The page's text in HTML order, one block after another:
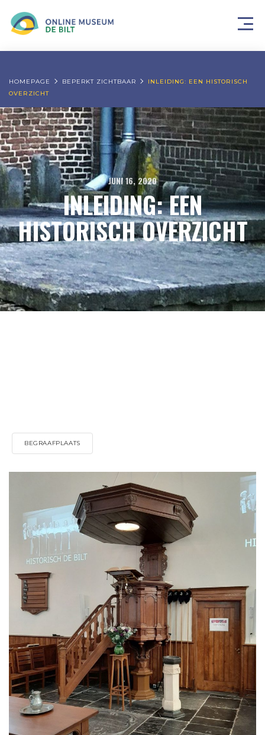
HOMEPAGE BEPERKT ZICHTBAAR
INLEIDING: EEN HISTORISCH
OVERZICHT
JUNI 16, 2020
INLEIDING: EEN
HISTORISCH OVERZICHT
BEGRAAFPLAATS